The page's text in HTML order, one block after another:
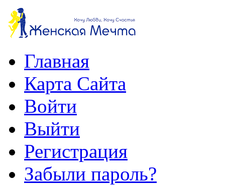
Главная
Карта Сайта
Войти
Выйти
Регистрация
Забыли пароль?